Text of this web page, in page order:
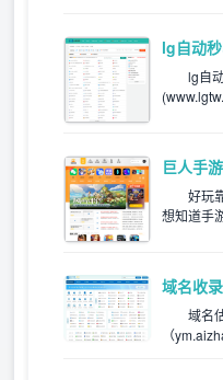
考和公务
山西公务
息，服务
lg自
类型包括
下载网址
网址，
址，社交
好玩
想知道手
app，就
验吧！
域名
（